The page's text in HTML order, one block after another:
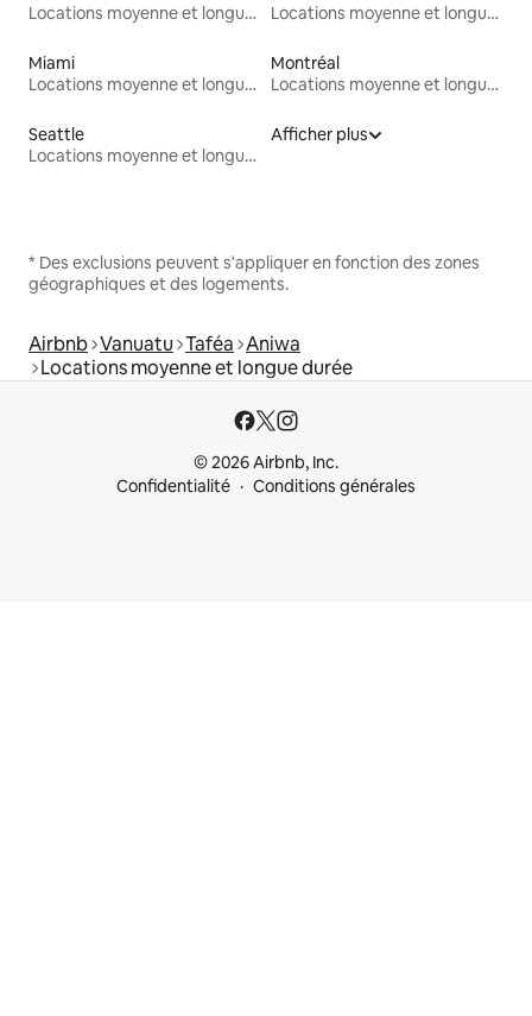
Locations moyenne et longue durée
Locations moyenne et longue durée
Miami
Locations moyenne et longue durée
Montréal
Locations moyenne et longue durée
Seattle
Locations moyenne et longue durée
Afficher plus
* Des exclusions peuvent s'appliquer en fonction des zones
géographiques et des logements.
Airbnb Vanuatu Taféa Aniwa
Locations moyenne et longue durée
© 2026 Airbnb, Inc.
Confidentialité
Conditions générales